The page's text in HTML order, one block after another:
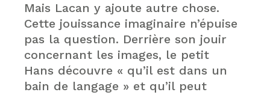
Mais Lacan y ajoute autre chose.
Cette jouissance imaginaire n’épuise
pas la question. Derrière son jouir
concernant les images, le petit
Hans découvre « qu’il est dans un
bain de langage » et qu’il peut